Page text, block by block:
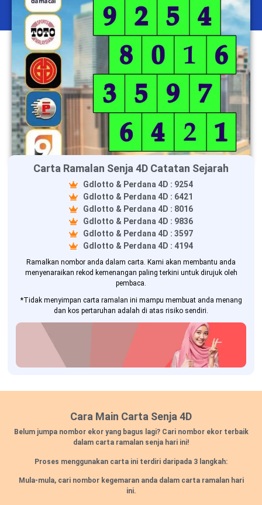
Carta Ramalan Senja 4D Catatan Sejarah
Gdlotto & Perdana 4D : 9254
Gdlotto & Perdana 4D : 6421
Gdlotto & Perdana 4D : 8016
Gdlotto & Perdana 4D : 9836
Gdlotto & Perdana 4D : 3597
Gdlotto & Perdana 4D : 4194
Ramalkan nombor anda dalam carta. Kami akan membantu anda
menyenaraikan rekod kemenangan paling terkini untuk dirujuk oleh
pembaca.
*Tidak menyimpan carta ramalan ini mampu membuat anda menang
dan kos pertaruhan adalah di atas risiko sendiri.
Cara Main Carta Senja 4D
Belum jumpa nombor ekor yang bagus lagi? Cari nombor ekor terbaik
dalam carta ramalan senja hari ini!
Proses menggunakan carta ini terdiri daripada 3 langkah:
Mula-mula, cari nombor kegemaran anda dalam carta ramalan hari
ini.